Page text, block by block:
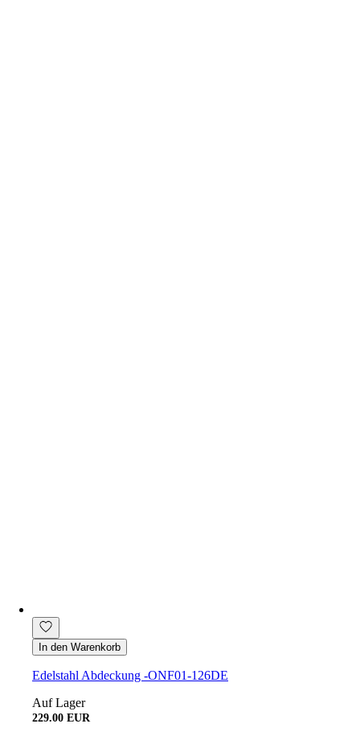
In den Warenkorb
Edelstahl Abdeckung -ONF01-126DE
Auf Lager
229.00 EUR